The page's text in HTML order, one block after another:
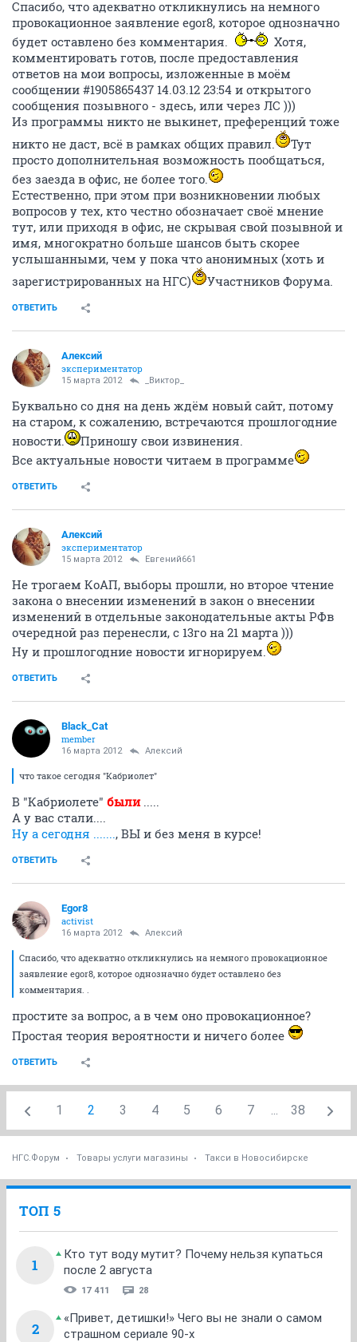
Спасибо, что адекватно откликнулись на немного
провокационное заявление egor8, которое однозначно
будет оставлено без комментария.
Хотя,
комментировать готов, после предоставления
ответов на мои вопросы, изложенные в моём
сообщении #1905865437 14.03.12 23:54 и открытого
сообщения позывного - здесь, или через ЛС )))
Из программы никто не выкинет, преференций тоже
никто не даст, всё в рамках общих правил.
Тут
просто дополнительная возможность пообщаться,
без заезда в офис, не более того.
Естественно, при этом при возникновении любых
вопросов у тех, кто честно обозначает своё мнение
тут, или приходя в офис, не скрывая свой позывной и
имя, многократно больше шансов быть скорее
услышанными, чем у пока что анонимных (хоть и
зарегистрированных на НГС)
Участников Форума.
ОТВЕТИТЬ
Алексий
экспериментатор
15 марта 2012 _Виктор_
Буквально со дня на день ждём новый сайт, потому
на старом, к сожалению, встречаются прошлогодние
новости.
Приношу свои извинения.
Все актуальные новости читаем в программе
ОТВЕТИТЬ
Алексий
экспериментатор
15 марта 2012 Евгений661
Не трогаем КоАП, выборы прошли, но второе чтение
закона о внесении изменений в закон о внесении
изменений в отдельные законодательные акты РФв
очередной раз перенесли, с 13го на 21 марта )))
Ну и прошлогодние новости игнорируем.
ОТВЕТИТЬ
Black_Cat
member
16 марта 2012 Алексий
что такое сегодня "Кабриолет"
В "Кабриолете" были .....
А у вас стали....
Ну а сегодня ......., ВЫ и без меня в курсе!
ОТВЕТИТЬ
Egor8
activist
16 марта 2012 Алексий
Спасибо, что адекватно откликнулись на немного провокационное
заявление egor8, которое однозначно будет оставлено без
комментария. .
простите за вопрос, а в чем оно провокационное?
Простая теория вероятности и ничего более
ОТВЕТИТЬ
1 2 3 4 5 6 7 ... 38
НГС.Форум Товары услуги магазины Такси в Новосибирске
ТОП 5
1
Кто тут воду мутит? Почему нельзя купаться
после 2 августа
17 411 28
2
«Привет, детишки!» Чего вы не знали о самом
страшном сериале 90-х